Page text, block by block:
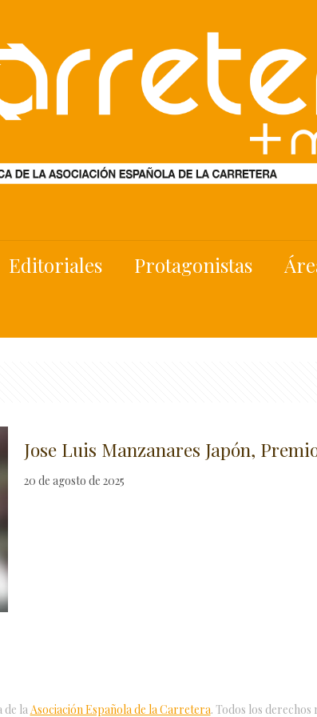
Editoriales Protagonistas
Jose Luis Manzanares Japón,
20 de agosto de 2025
de la Asociación Española de la Carretera. Todos los derechos